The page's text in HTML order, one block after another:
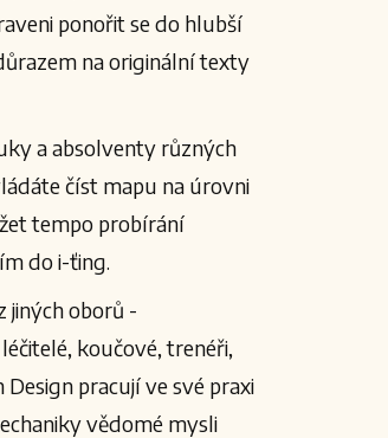
ponořit se do hlubší
na originální texty
a absolventy různých
číst mapu na úrovni
tempo probírání
do i-ťing.
jiných oborů -
koučové, trenéři,
pracují ve své praxi
vědomé mysli